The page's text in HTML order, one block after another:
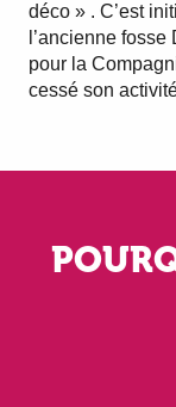
déco » . C’est
l’ancienne
pour la
cessé son